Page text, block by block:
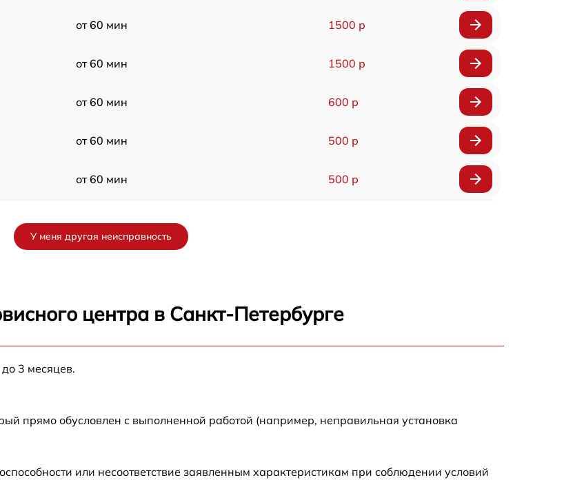
от 60 мин 1500 р
от 60 мин 1500 р
от 60 мин 600 р
от 60 мин 500 р
от 60 мин 500 р
У меня другая неисправность
центра в Санкт-Петербурге
3 месяцев.
прямо обусловлен с выполненной работой (например, неправильная установка
или несоответствие заявленным характеристикам при соблюдении условий